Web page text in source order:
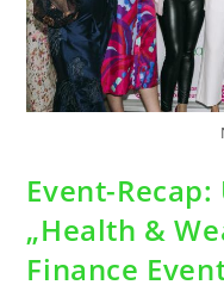
Event-
„Health &
Finance